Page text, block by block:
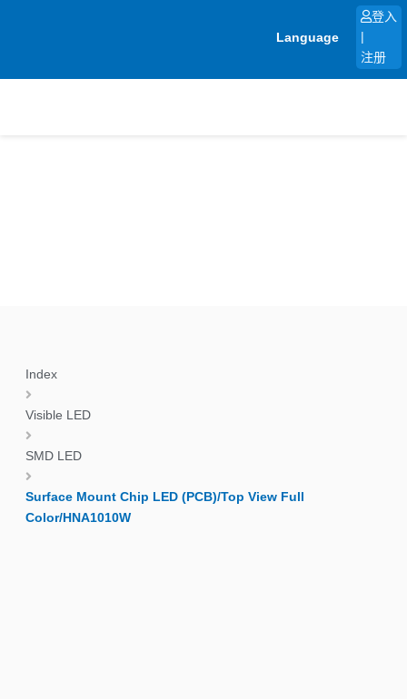
Language
登入
注册
Index
Visible LED
SMD LED
Surface Mount Chip LED (PCB)/Top View Full
Color/HNA1010W